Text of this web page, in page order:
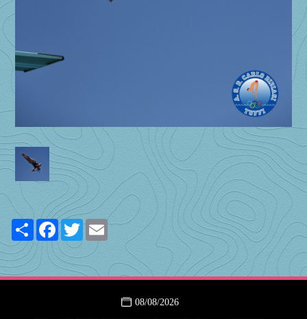
Share Facebook
TwitterEmail
08/08/2026